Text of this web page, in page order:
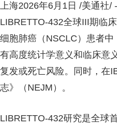
上海2026年6月1日 /美通社/
LIBRETTO-432全球III期临
细胞肺癌（NSCLC）患者
有高度统计学意义和临床意
复发或死亡风险。同时，在
志》（NEJM）。
LIBRETTO-432研究是全球